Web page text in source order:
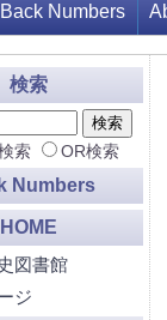
Back Numbers
検索
索 OR検索
Numbers
HOME
図書館
ジ